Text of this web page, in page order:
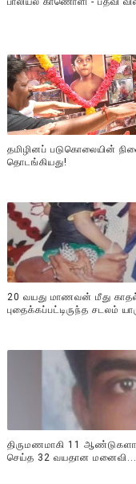
தமிழினப் படுகொலையின்
தொடங்கியது!
20 வயது மாணவன் மீது
புதைக்கப்பட்டிருந்த சடலம்
திருமணமாகி 11
செய்த 32 வயதான மனைவி...